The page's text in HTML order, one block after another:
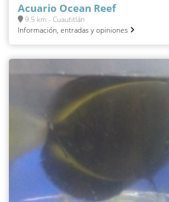
Acuario Ocean Reef
9.5 km - Cuautitlán
Información, entradas y opiniones